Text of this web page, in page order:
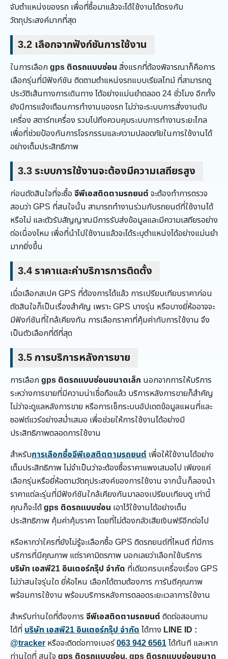
จับตำแหน่งของรถ เพื่อที่ซื้อมาแล้วจะได้ใช้งานได้ตรงกับ
วัตถุประสงค์มากที่สุด
3.2 เลือกจากฟังก์ชันการใช้งาน
ในการเลือกgps ติดรถแบบซ่อน สิ่งแรกที่ต้องพิจารณาก็คือการ
เลือกรุ่นที่มีฟังก์ชัน ติดตามตำแหน่งรถแบบเรียลไทม์ ที่สามารถดู
ประวัติเส้นทางการเดินทาง ได้อย่างแม่นยำตลอด 24 ชั่วโมง อีกทั้ง
ยังมีการแจ้งเตือนการทำงานของรถ ไม่ว่าจะระบบการสั่งงานดับ
เครื่อง สตาร์ทเครื่อง รวมไปถึงควบคุมระบบการทำงานระยะไกล
เพื่อที่ช่วยป้องกันการโจรกรรมและความปลอดภัยในการใช้งานได้
อย่างเต็มประสิทธิภาพ
3.3 ระบบการใช้งานจะต้องมีความเสถียรสูง
ก่อนตัดสินใจที่จะซื้อ จีพีเอสติดตามรถยนต์ จะต้องทำการตรวจ
สอบว่า GPS ที่สนใจนั้น สามารถทำงานร่วมกับรถยนต์ที่ใช้งานได้
หรือไม่ และตัวรับสัญญาณมีการรับส่งข้อมูลและมีความเสถียรอย่าง
ต่อเนื่องไหม เพื่อที่นำไปใช้งานแล้วจะได้ระบุตำแหน่งได้อย่างแม่นยำ
มากยิ่งขึ้น
3.4 ราคาและค่าบริการการติดตั้ง
เมื่อเลือกสเปค GPS ที่ต้องการได้แล้ว การเปรียบเทียบราคาก่อน
ตัดสินใจก็เป็นเรื่องสำคัญ เพราะ GPS บางรุ่น หรือบางยี่ห้ออาจจะ
มีฟังก์ชันที่ใกล้เคียงกัน การเลือกราคาที่คุ้มค่ากับการใช้งาน จึง
เป็นตัวเลือกที่ดีที่สุด
3.5 การบริการหลังการขาย
การเลือกgps ติดรถแบบซ่อนขนาดเล็ก นอกจากการให้บริการ
ระหว่างการขายที่มีความน่าเชื่อถือแล้ว บริการหลังการขายก็สำคัญ
ไม่ว่าจะดูแลหลังการขาย หรือการเช็กระบบอัปเดตข้อมูลแผนที่และ
ซอฟต์แวร์อย่างสม่ำเสมอ เพื่อช่วยให้การใช้งานได้อย่างมี
ประสิทธิภาพตลอดการใช้งาน
สำหรับการเลือกซื้อจีพีเอสติดตามรถยนต์ เพื่อให้ใช้งานได้อย่าง
เต็มประสิทธิภาพ ไม่จำเป็นว่าจะต้องซื้อราคาแพงเสมอไป เพียงแค่
เลือกรุ่นหรือยี่ห้อตามวัตถุประสงค์ของการใช้งาน จากนั้นก็ลองนำ
ราคาแต่ละรุ่นที่มีฟังก์ชันใกล้เคียงกันมาลองเปรียบเทียบดู เท่านี้
คุณก็จะได้gps ติดรถแบบซ่อน เอาไว้ใช้งานได้อย่างเต็ม
ประสิทธิภาพ คุ้มค่าคุ้มราคา โดยที่ไม่ต้องกลัวเสียเงินฟรีอีกต่อไป
หรือหากว่าใครที่ยังไม่รู้จะเลือกซื้อ GPS ติดรถยนต์ที่ไหนดี ที่มีการ
บริการที่มีคุณภาพ แต่ราคามิตรภาพ บอกเลยว่าเลือกใช้บริการ
บริษัท เอสพี21 อินเตอร์กรุ๊ป จำกัด ที่เดียวครบเครื่องเรื่อง GPS
ไม่ว่าสนใจรุ่นใด ยี่ห้อไหน เลือกได้ตามต้องการ การันตีคุณภาพ
พร้อมการใช้งาน พร้อมบริการหลังการตลอดระยะเวลาการใช้งาน
สำหรับท่านใดที่ต้องการ จีพีเอสติดตามรถยนต์ ติดต่อสอบถาม
ได้ที่บริษัท เอสพี21 อินเตอร์กรุ๊ป จำกัดได้ทาง LINE ID :
@tracker หรือจะติดต่อทางเบอร์063 942 6561ได้ทันที และหาก
ท่านใดที่ สนใจ gps ติดรถแบบซ่อน, gps ติดรถแบบซ่อนขนาด